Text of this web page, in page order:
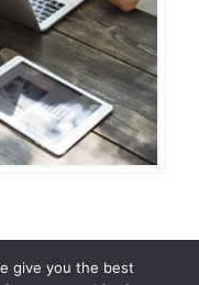
give you the best